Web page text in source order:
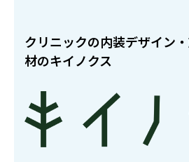
クリニックの内装デザイン
材のキイノクス